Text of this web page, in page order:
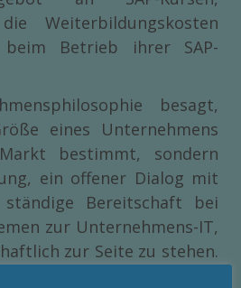
Weiterbildungskosten
beim Betrieb ihrer SAP-
besagt,
eines Unternehmens
bestimmt, sondern
ein offener Dialog mit
Bereitschaft bei
zur Unternehmens-IT,
zur Seite zu stehen.